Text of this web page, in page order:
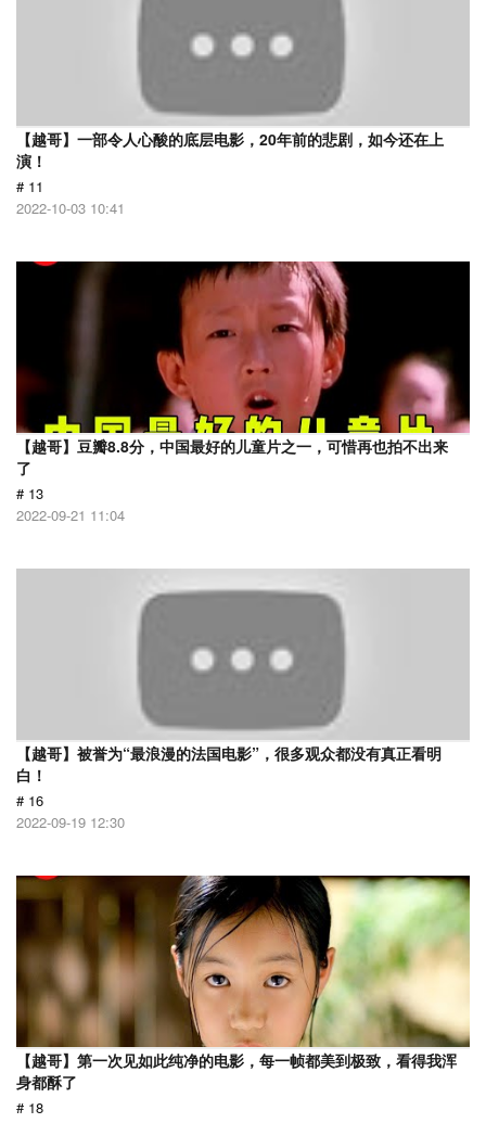
【越哥】一部令人心酸的底层电影，20年前的悲剧，如今还在上
演！
# 11
2022-10-03 10:41
【越哥】豆瓣8.8分，中国最好的儿童片之一，可惜再也拍不出来
了
# 13
2022-09-21 11:04
【越哥】被誉为“最浪漫的法国电影”，很多观众都没有真正看明
白！
# 16
2022-09-19 12:30
【越哥】第一次见如此纯净的电影，每一帧都美到极致，看得我浑
身都酥了
# 18